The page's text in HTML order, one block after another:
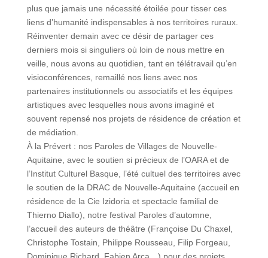
plus que jamais une nécessité étoilée pour tisser ces
liens d’humanité indispensables à nos territoires ruraux.
Réinventer demain avec ce désir de partager ces
derniers mois si singuliers où loin de nous mettre en
veille, nous avons au quotidien, tant en télétravail qu’en
visioconférences, remaillé nos liens avec nos
partenaires institutionnels ou associatifs et les équipes
artistiques avec lesquelles nous avons imaginé et
souvent repensé nos projets de résidence de création et
de médiation.
À la Prévert : nos Paroles de Villages de Nouvelle-
Aquitaine, avec le soutien si précieux de l’OARA et de
l’Institut Culturel Basque, l’été cultuel des territoires avec
le soutien de la DRAC de Nouvelle-Aquitaine (accueil en
résidence de la Cie Izidoria et spectacle familial de
Thierno Diallo), notre festival Paroles d’automne,
l’accueil des auteurs de théâtre (Françoise Du Chaxel,
Christophe Tostain, Philippe Rousseau, Filip Forgeau,